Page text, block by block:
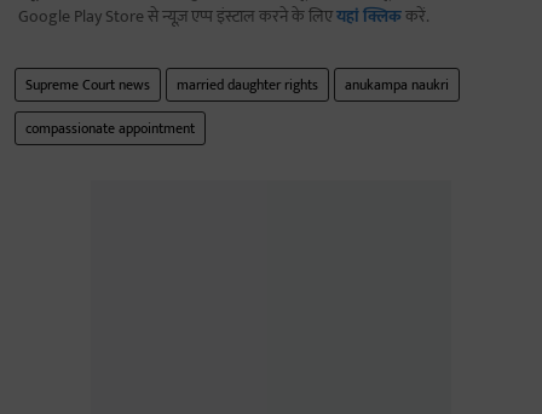
Google Play Store से न्यूज़ एप्प इंस्टाल करने के लिएयहां क्लिककरें.
Supreme Court news married daughter rights
anukampa naukri
compassionate appointment